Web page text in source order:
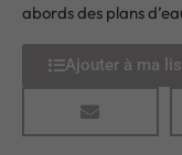
abords des plans
Ajouter à ma